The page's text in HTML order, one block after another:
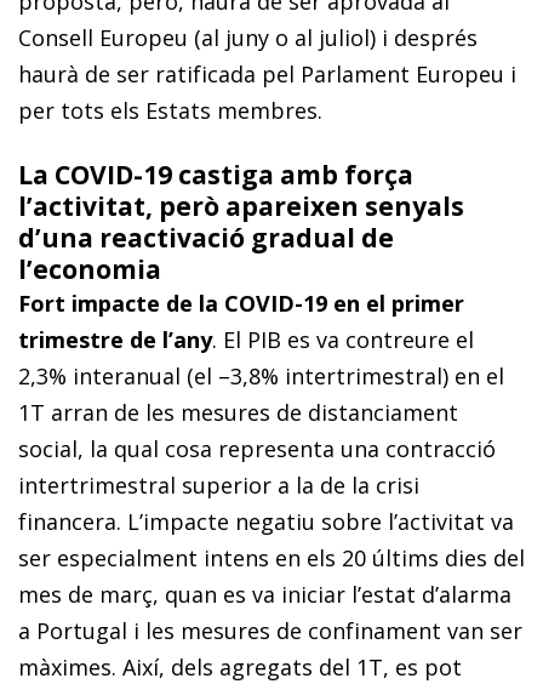
Consell Europeu (al juny o al juliol) i després
haurà de ser ratificada pel Parlament Europeu i
per tots els Estats membres.
La COVID-19 castiga amb força
l’activitat, però apareixen senyals
d’una reactivació gradual de
l’economia
Fort impacte de la COVID-19 en el primer
trimestre de l’any. El PIB es va contreure el
2,3% interanual (el –3,8% intertrimestral) en el
1T arran de les mesures de distanciament
social, la qual cosa representa una contracció
intertrimestral superior a la de la crisi
financera. L’impacte negatiu sobre l’activitat va
ser especialment intens en els 20 últims dies del
mes de març, quan es va iniciar l’estat d’alarma
a Portugal i les mesures de confinament van ser
màximes. Així, dels agregats del 1T, es pot